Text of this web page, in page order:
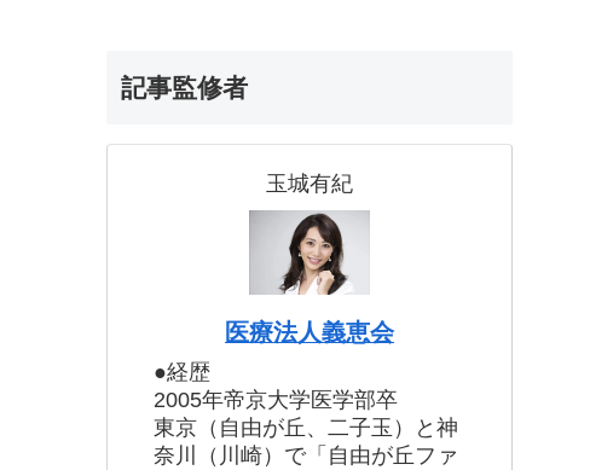
記事監修者
玉城有紀
医療法人義恵会
●経歴
2005年帝京大学医学部卒
東京（自由が丘、二子玉）と神
奈川（川崎）で「自由が丘ファ